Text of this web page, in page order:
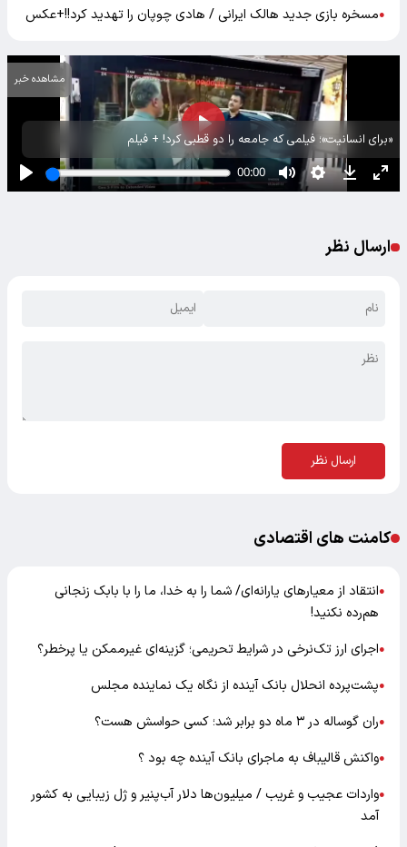
●مسخره بازی جدید هالک ایرانی / هادی چوپان را تهدید کرد!!+عکس
«برای انسانیت»؛ فیلمی که جامعه را دو قطبی کرد! + فیلم
مشاهده خبر
ارسال نظر
ارسال نظر
کامنت های اقتصادی
●انتقاد از معیارهای یارانه‌ای/ شما را به خدا، ما را با بابک زنجانی
هم‌رده نکنید!
●اجرای ارز تک‌نرخی در شرایط تحریمی؛ گزینه‌ای غیرممکن یا پرخطر؟
●پشت‌پرده انحلال بانک آینده از نگاه یک نماینده مجلس
●ران گوساله در ۳ ماه دو برابر شد؛ کسی حواسش هست؟
●واکنش قالیباف به ماجرای بانک آینده چه بود ؟
●واردات عجیب و غریب / میلیون‌ها دلار آب‌پنیر و ژل زیبایی به کشور
آمد